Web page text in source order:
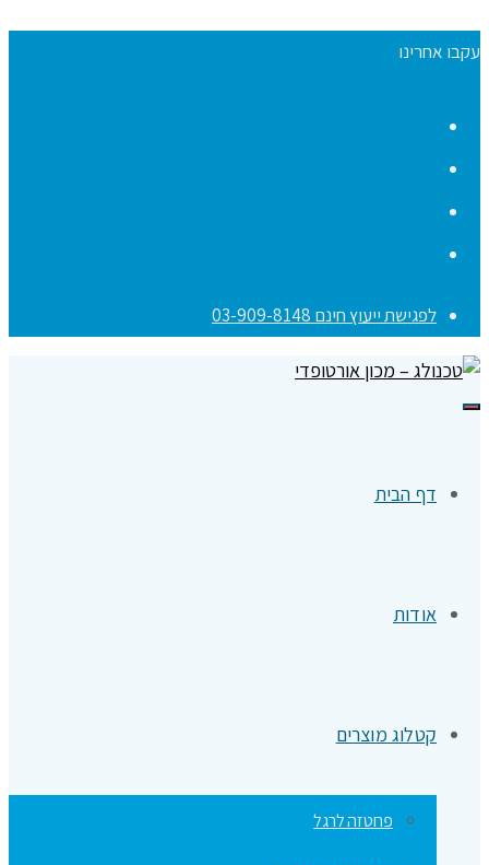
עקבו אחרינו
לפגישת ייעוץ חינם 03-909-8148
תפריט
דף הבית
אודות
קטלוג מוצרים
פרוטזה לרגל